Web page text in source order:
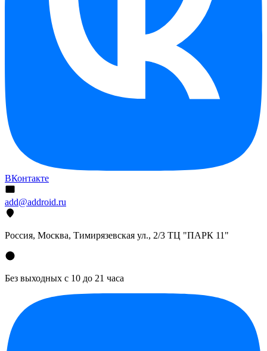
ВКонтакте
add@addroid.ru
Россия, Москва, Тимирязевская ул., 2/3 ТЦ "ПАРК 11"
Без выходных с 10 до 21 часа